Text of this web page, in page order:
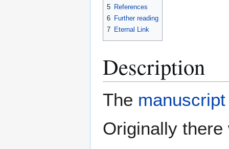
5 References
6 Further reading
7 Eternal Link
Description
The manuscript
Originally